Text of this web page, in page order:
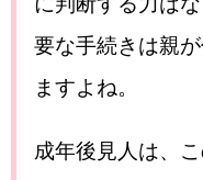
要な手続きは親
ますよね。
成年後見人は、